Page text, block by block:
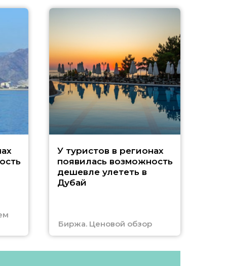
У туристов в регионах
появилась возможность
дешевле улететь в
Дубай
Биржа. Ценовой обзор